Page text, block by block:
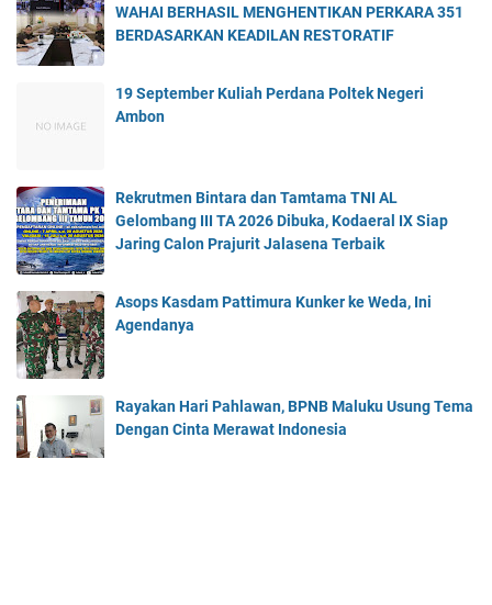
WAHAI BERHASIL MENGHENTIKAN PERKARA 351
BERDASARKAN KEADILAN RESTORATIF
19 September Kuliah Perdana Poltek Negeri
Ambon
Rekrutmen Bintara dan Tamtama TNI AL
Gelombang III TA 2026 Dibuka, Kodaeral IX Siap
Jaring Calon Prajurit Jalasena Terbaik
Asops Kasdam Pattimura Kunker ke Weda, Ini
Agendanya
Rayakan Hari Pahlawan, BPNB Maluku Usung Tema
Dengan Cinta Merawat Indonesia